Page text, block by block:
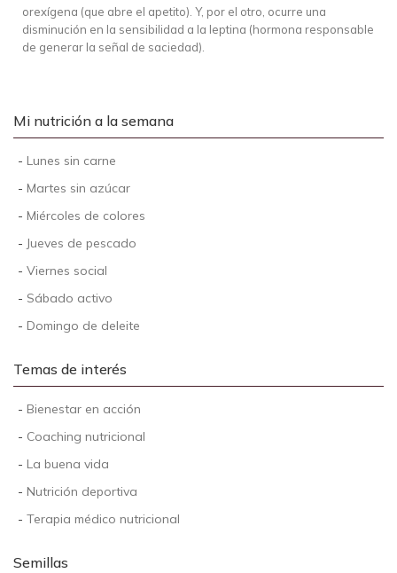
orexígena (que abre el apetito). Y, por el otro, ocurre una
disminución en la sensibilidad a la leptina (hormona responsable
de generar la señal de saciedad).
Mi nutrición a la semana
- Lunes sin carne
- Martes sin azúcar
- Miércoles de colores
- Jueves de pescado
- Viernes social
- Sábado activo
- Domingo de deleite
Temas de interés
- Bienestar en acción
- Coaching nutricional
- La buena vida
- Nutrición deportiva
- Terapia médico nutricional
Semillas